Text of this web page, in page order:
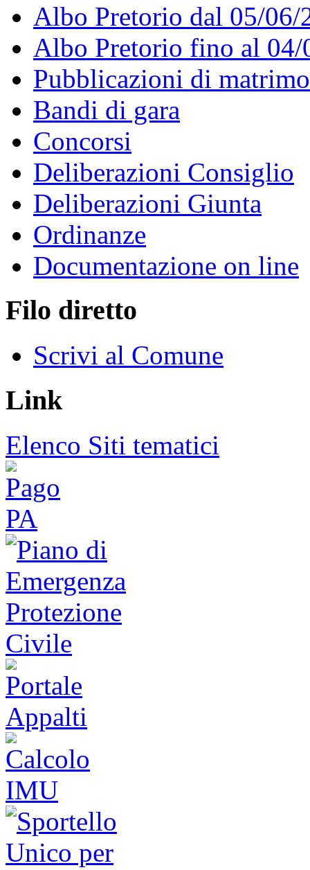
Albo Pretorio dal 05/06/
Albo Pretorio fino al 04/
Pubblicazioni di
Bandi di gara
Concorsi
Deliberazioni Consiglio
Deliberazioni Giunta
Ordinanze
Documentazione on line
Filo diretto
Scrivi al Comune
Link
Elenco Siti tematici